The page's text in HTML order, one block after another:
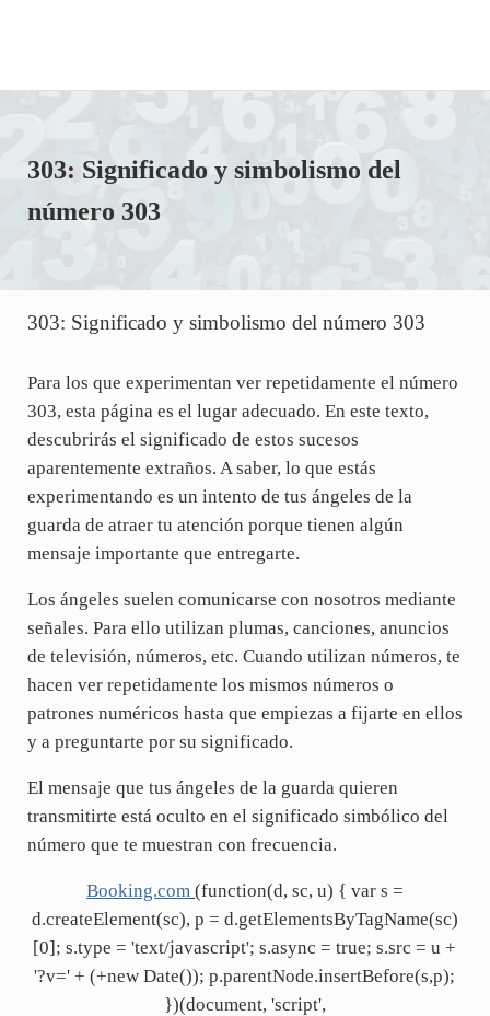
303: Significado y simbolismo del
número 303
303: Significado y simbolismo del número 303
Para los que experimentan ver repetidamente el número
303, esta página es el lugar adecuado. En este texto,
descubrirás el significado de estos sucesos
aparentemente extraños. A saber, lo que estás
experimentando es un intento de tus ángeles de la
guarda de atraer tu atención porque tienen algún
mensaje importante que entregarte.
Los ángeles suelen comunicarse con nosotros mediante
señales. Para ello utilizan plumas, canciones, anuncios
de televisión, números, etc. Cuando utilizan números, te
hacen ver repetidamente los mismos números o
patrones numéricos hasta que empiezas a fijarte en ellos
y a preguntarte por su significado.
El mensaje que tus ángeles de la guarda quieren
transmitirte está oculto en el significado simbólico del
número que te muestran con frecuencia.
Booking.com (function(d, sc, u) { var s =
d.createElement(sc), p = d.getElementsByTagName(sc)
[0]; s.type = 'text/javascript'; s.async = true; s.src = u +
'?v=' + (+new Date()); p.parentNode.insertBefore(s,p);
})(document, 'script',